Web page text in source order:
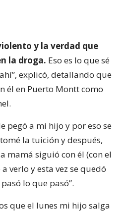
y la verdad que
la droga. Eso es lo que sé
explicó, detallando que
él en Puerto Montt como
pegó a mi hijo y por eso se
la tuición y después,
mamá siguió con él (con el
verlo y esta vez se quedó
lo que pasó”.
que el lunes mi hijo salga